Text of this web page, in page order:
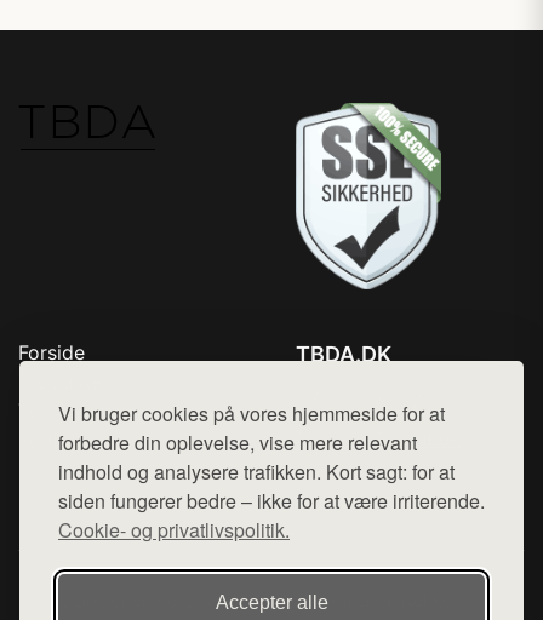
Vi bruger cookies på vores hjemmeside for at
forbedre din oplevelse, vise mere relevant
indhold og analysere trafikken. Kort sagt: for at
siden fungerer bedre – ikke for at være irriterende.
Cookie- og privatlivspolitik.
Accepter alle
Forside
Top Rabatter
Kontakt
TBDA.DK
Mail: hej@want.dk
Cookie- og privatlivspolitik
Denne side er en del af want.dk, der udgiver en række